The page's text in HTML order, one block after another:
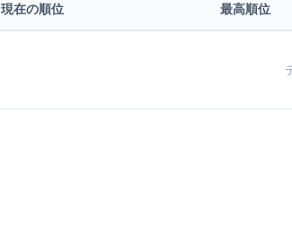
現在の順位 最高順位